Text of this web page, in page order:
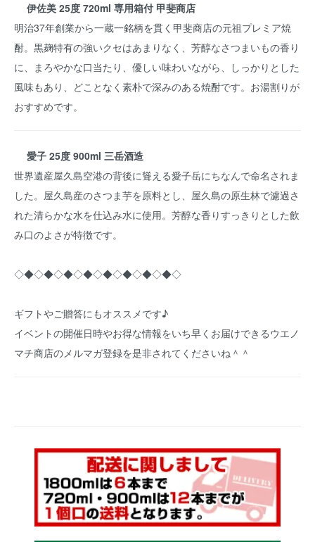
伊佐美 25度 720ml 専用箱付 甲斐商店
明治37年創業から一蔵一銘柄を貫く甲斐商店の元祖プレミア焼
酎。黒麹特有の強いクセはあまりなく、芳醇なさつまいもの香り
に、まろやかな口当たり、優しい味わいながら、しっかりとした
風味もあり、どことなく素朴で深みのある焼酎です。お湯割りが
おすすめです。
愛子 25度 900ml 三岳酒造
世界遺産屋久島空港の背後に聳える愛子岳にちなんで命名されま
した。屋久島産のさつま芋を原料とし、屋久島の原生林で濾過さ
れた清らかな水を仕込み水に使用。芳醇な香りすっきりとした飲
み口のよさが特徴です。
◇◆◇◆◇◆◇◆◇◆◇◆◇◆◇◆◇
ギフトやご贈答にもオススメです♪
イベントの開催日時やお得な情報をいち早くお届けできるウエノ
マチ商店のメルマガ登録を是非されてくださいね＾＾